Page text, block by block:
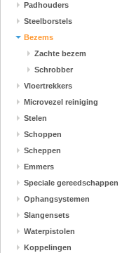
Padhouders
Steelborstels
Bezems
Zachte bezem
Schrobber
Vloertrekkers
Microvezel reiniging
Stelen
Schoppen
Scheppen
Emmers
Speciale gereedschappen
Ophangsystemen
Slangensets
Waterpistolen
Koppelingen